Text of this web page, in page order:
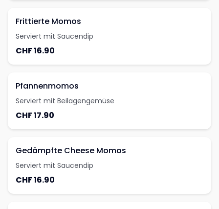
Frittierte Momos
Serviert mit Saucendip
CHF 16.90
Pfannenmomos
Serviert mit Beilagengemüse
CHF 17.90
Gedämpfte Cheese Momos
Serviert mit Saucendip
CHF 16.90